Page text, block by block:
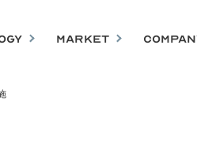
MARKET